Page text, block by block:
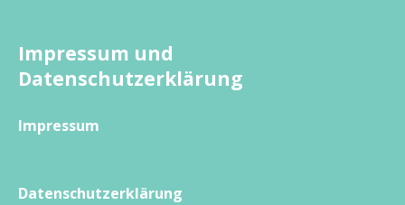
Impressum und
Datenschutzerklärung
Impressum
Datenschutzerklärung